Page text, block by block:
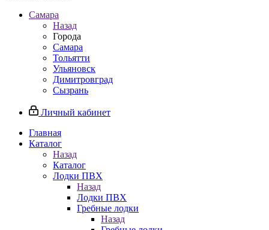
Самара
Назад
Города
Самара
Тольятти
Ульяновск
Димитровград
Сызрань
Личный кабинет
Главная
Каталог
Назад
Каталог
Лодки ПВХ
Назад
Лодки ПВХ
Гребные лодки
Назад